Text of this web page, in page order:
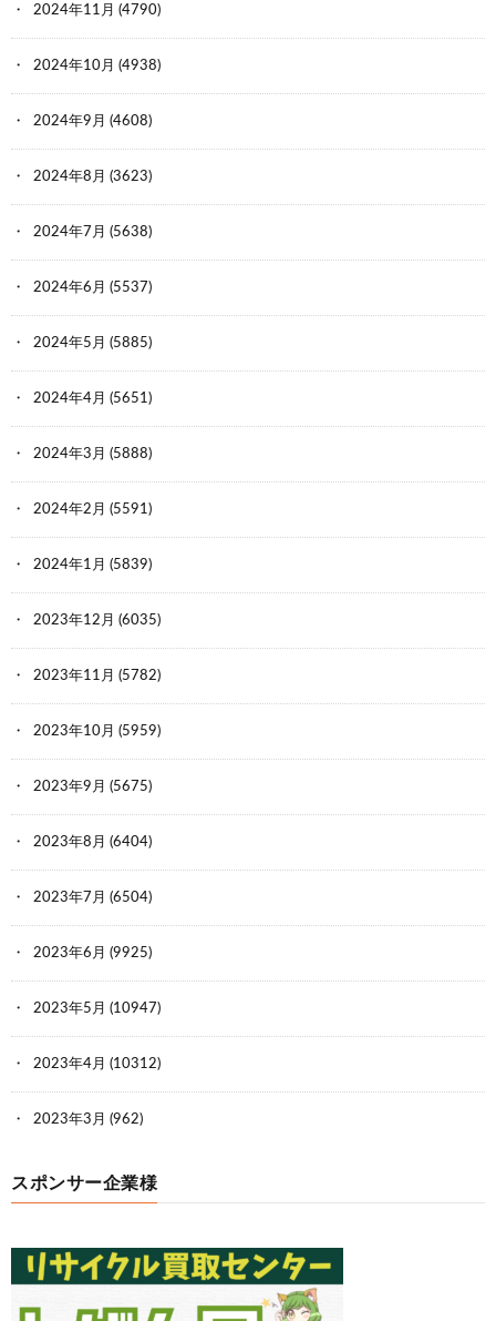
2024年11月 (4790)
2024年10月 (4938)
2024年9月 (4608)
2024年8月 (3623)
2024年7月 (5638)
2024年6月 (5537)
2024年5月 (5885)
2024年4月 (5651)
2024年3月 (5888)
2024年2月 (5591)
2024年1月 (5839)
2023年12月 (6035)
2023年11月 (5782)
2023年10月 (5959)
2023年9月 (5675)
2023年8月 (6404)
2023年7月 (6504)
2023年6月 (9925)
2023年5月 (10947)
2023年4月 (10312)
2023年3月 (962)
スポンサー企業様